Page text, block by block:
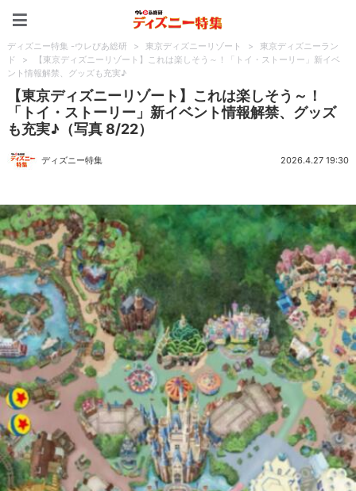
ディズニー特集 -ウレぴあ総研 > 東京ディズニーリゾート >
東京ディズニーラン
ド
>
【東京ディズニーリゾート】これは楽しそう～！「トイ・ストーリー」新イベ
ント情報解禁、グッズも充実♪
【東京ディズニーリゾート】これは楽しそう～！
「トイ・ストーリー」新イベント情報解禁、グッズ
も充実♪（写真 8/22）
ディズニー特集 2026.4.27 19:30